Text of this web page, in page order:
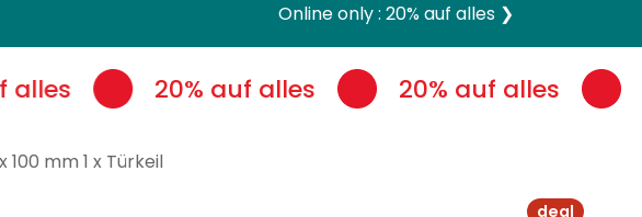
Online only : 20% auf alles ❯
alles 20% auf alles 20% auf alles
mm 1 x Türkeil
deal